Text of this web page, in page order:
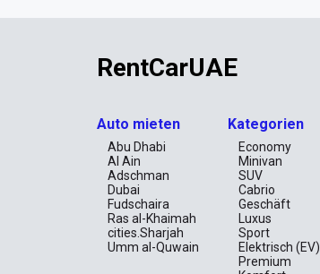
RentCarUAE
Auto mieten
Abu Dhabi
Al Ain
Adschman
Dubai
Fudschaira
Ras al-Khaimah
cities.Sharjah
Umm al-Quwain
Kategorien
Economy
Minivan
SUV
Cabrio
Geschäft
Luxus
Sport
Elektrisch (EV)
Premium